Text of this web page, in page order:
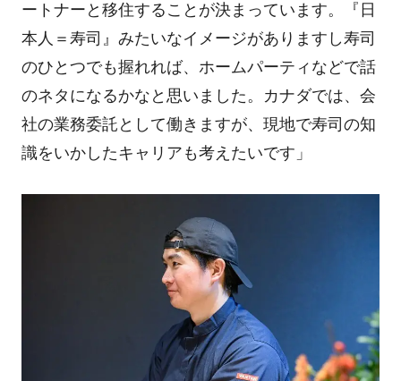
ートナーと移住することが決まっています。『日
本人＝寿司』みたいなイメージがありますし寿司
のひとつでも握れれば、ホームパーティなどで話
のネタになるかなと思いました。カナダでは、会
社の業務委託として働きますが、現地で寿司の知
識をいかしたキャリアも考えたいです」